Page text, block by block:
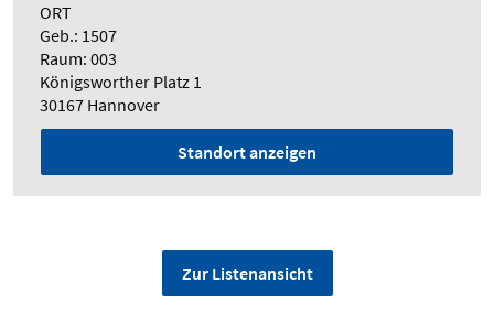
ORT
Geb.: 1507
Raum: 003
Königsworther Platz 1
30167 Hannover
Standort anzeigen
Zur Listenansicht